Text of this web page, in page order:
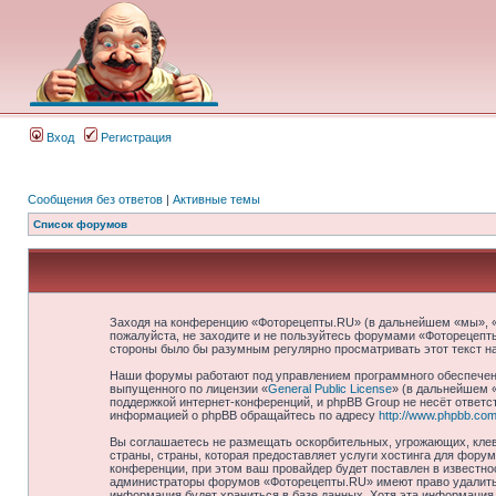
Вход Регистрация
Сообщения без ответов | Активные темы
Список форумов
Заходя на конференцию «Фоторецепты.RU» (в дальнейшем «мы»,
пожалуйста, не заходите и не пользуйтесь форумами
стороны было бы разумным регулярно просматривать этот текст
Наши форумы работают под управлением программного
выпущенного по лицензии «General Public License» (в дальнейшем
поддержкой интернет-конференций, и phpBB Group не несёт
информацией о phpBB обращайтесь по адресу http://
Вы соглашаетесь не размещать оскорбительных, угрожающих,
страны, страны, которая предоставляет услуги хостинга для
конференции, при этом ваш провайдер будет поставлен в
администраторы форумов «Фоторецепты.RU» имеют право